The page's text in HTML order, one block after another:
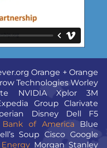
Orange + Orange
TechnologiesWorley
NVIDIA Xplor3M
GroupClarivate
Disney Dell F5
Bank of America Blue
SoupCisco Google
Morgan Stanley